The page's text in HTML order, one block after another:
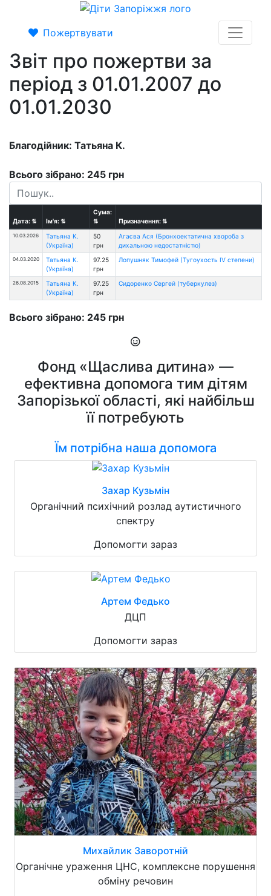
Пожертвувати
Звіт про пожертви за
період з 01.01.2007 до
01.01.2030
Благодійник: Татьяна К.
Всього зібрано: 245 грн
Дата:⇅ Ім'я:⇅
Сума:
⇅
Призначення:⇅
10.03.2026
Татьяна К.
(Україна)
50
грн
Агаєва Ася (Бронхоектатична хвороба з
дихальною недостатністю)
04.03.2020
Татьяна К.
(Україна)
97.25
грн
Лопушняк Тимофей (Тугоухость IV степени)
26.08.2015
Татьяна К.
(Україна)
97.25
грн
Сидоренко Сергей (туберкулез)
Всього зібрано: 245 грн
Фонд «Щаслива дитина» —
ефективна допомога тим дітям
Запорізької області, які найбільш
її потребують
Їм потрібна наша допомога
Захар Кузьмін
Органічний психічний розлад аутистичного
спектру
Допомогти зараз
Артем Федько
ДЦП
Допомогти зараз
Михайлик Заворотній
Органічне ураження ЦНС, комплексне порушення
обміну речовин